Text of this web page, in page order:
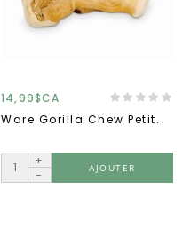
14,99$CA
Ware Gorilla Chew Petit.
+
-
AJOUTER